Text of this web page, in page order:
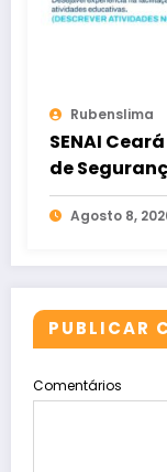
Rubenslima
SENAI
de
Agosto 8,
PUBLICAR
Comentários